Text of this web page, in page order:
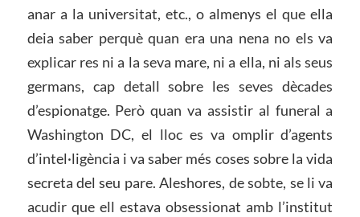
anar a la universitat, etc., o almenys el que ella
deia saber perquè quan era una nena no els va
explicar res ni a la seva mare, ni a ella, ni als seus
germans, cap detall sobre les seves dècades
d’espionatge. Però quan va assistir al funeral a
Washington DC, el lloc es va omplir d’agents
d’intel·ligència i va saber més coses sobre la vida
secreta del seu pare. Aleshores, de sobte, se li va
acudir que ell estava obsessionat amb l’institut